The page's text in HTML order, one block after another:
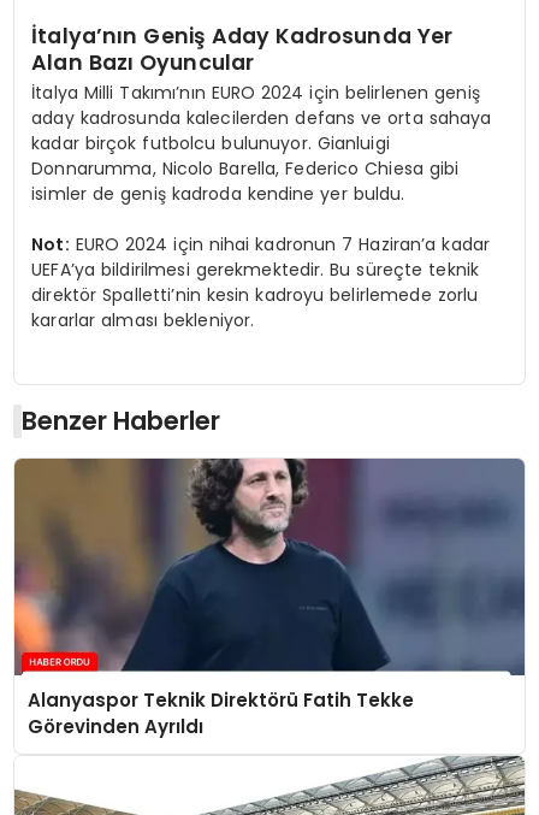
İtalya’nın Geniş Aday Kadrosunda Yer
Alan Bazı Oyuncular
İtalya Milli Takımı’nın EURO 2024 için belirlenen geniş
aday kadrosunda kalecilerden defans ve orta sahaya
kadar birçok futbolcu bulunuyor. Gianluigi
Donnarumma, Nicolo Barella, Federico Chiesa gibi
isimler de geniş kadroda kendine yer buldu.
Not: EURO 2024 için nihai kadronun 7 Haziran’a kadar
UEFA’ya bildirilmesi gerekmektedir. Bu süreçte teknik
direktör Spalletti’nin kesin kadroyu belirlemede zorlu
kararlar alması bekleniyor.
Benzer Haberler
Alanyaspor Teknik Direktörü Fatih Tekke
Görevinden Ayrıldı